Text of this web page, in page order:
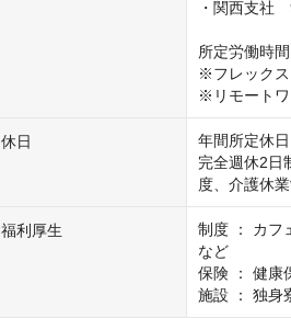
・関西支社
所定労働時
※フレックス
※リモート
休日
年間所定休
完全週休2日
度、介護休
福利厚生
制度 ： カフ
など
保険 ： 健康
施設 ： 独身